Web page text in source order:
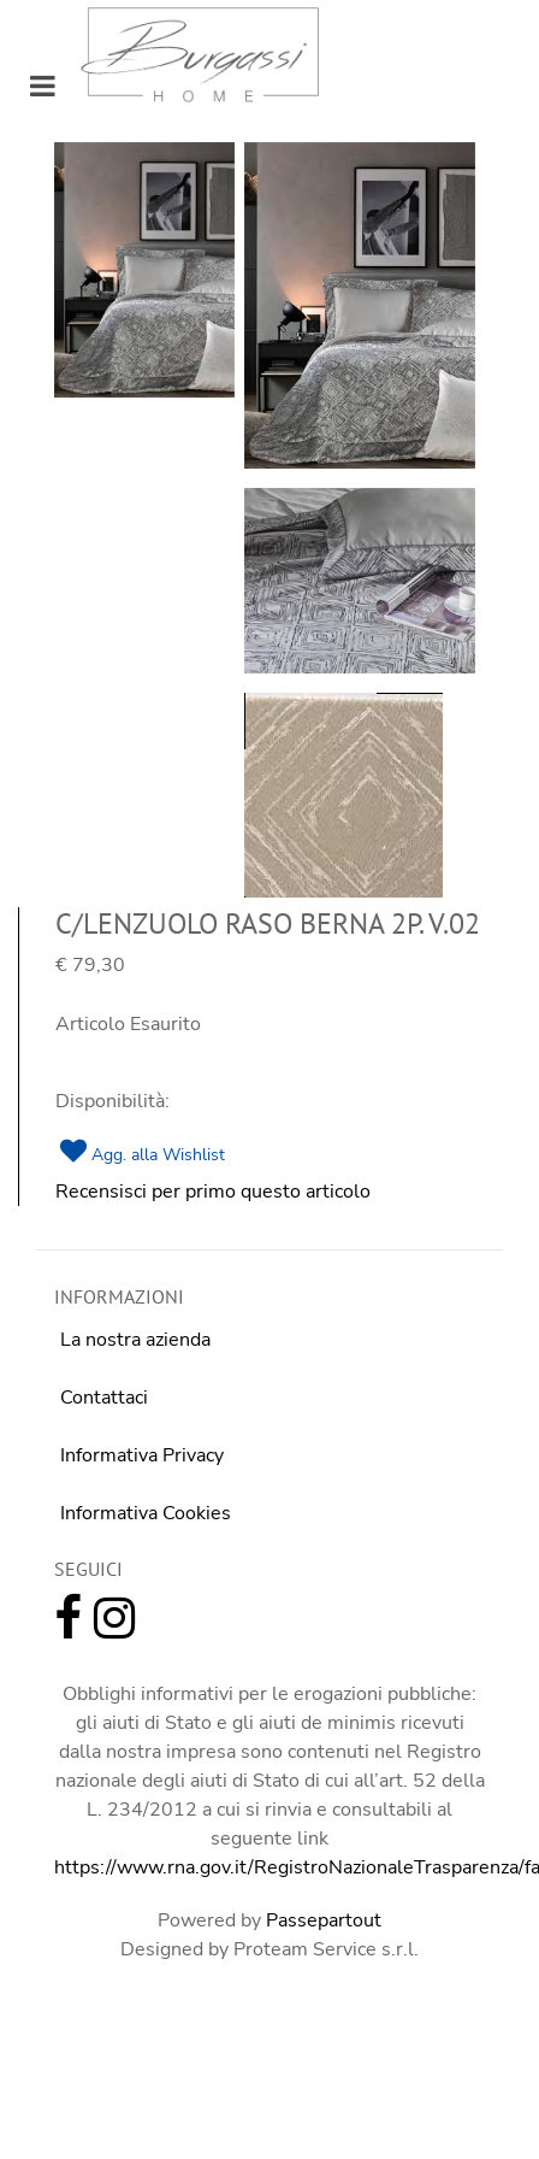
Open menu
C/LENZUOLO RASO BERNA 2P. V.02
€ 79,30
Articolo Esaurito
Disponibilità:
Agg. alla Wishlist
Recensisci per primo questo articolo
INFORMAZIONI
La nostra azienda
Contattaci
Informativa Privacy
Informativa Cookies
SEGUICI
Obblighi informativi per le erogazioni pubbliche:
gli aiuti di Stato e gli aiuti de minimis ricevuti
dalla nostra impresa sono contenuti nel Registro
nazionale degli aiuti di Stato di cui all’art. 52 della
L. 234/2012 a cui si rinvia e consultabili al
seguente link
https://www.rna.gov.it/RegistroNazionaleTrasparenza/
Powered by Passepartout
Designed by Proteam Service s.r.l.